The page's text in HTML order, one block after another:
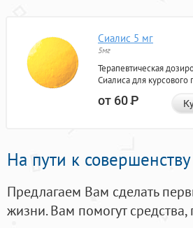
Сиалис 5 мг
5мг
Терапевтическая
Сиалиса для курсового
от 60Р
На пути к
Предлагаем Вам сделать
жизни. Вам помогут